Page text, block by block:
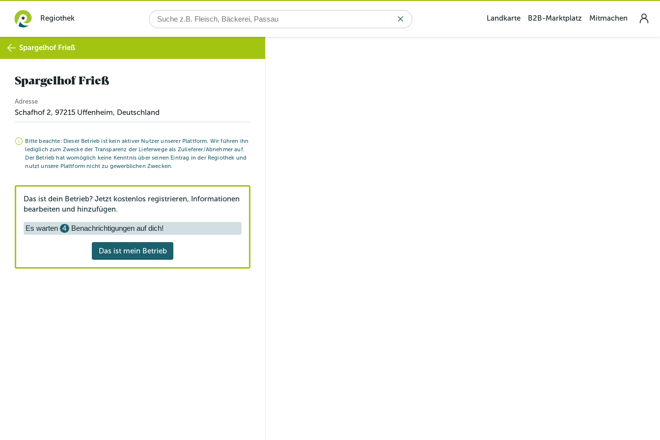
Regiothek Landkarte B2B-Marktplatz Mitmachen
Spargelhof Frieß
Spargelhof Frieß
Adresse
Schafhof 2, 97215 Uffenheim, Deutschland
Bitte beachte: Dieser Betrieb ist kein aktiver Nutzer unserer Plattform. Wir führen ihn
lediglich zum Zwecke der Transparenz der Lieferwege als Zulieferer/Abnehmer auf.
Der Betrieb hat womöglich keine Kenntnis über seinen Eintrag in der Regiothek und
nutzt unsere Plattform nicht zu gewerblichen Zwecken.
Das ist dein Betrieb? Jetzt kostenlos registrieren, Informationen
bearbeiten und hinzufügen.
Es warten 4 Benachrichtigungen auf dich!
Das ist mein Betrieb